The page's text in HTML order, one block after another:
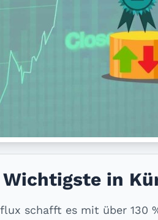
Wichtigste in
schafft es mit über 130